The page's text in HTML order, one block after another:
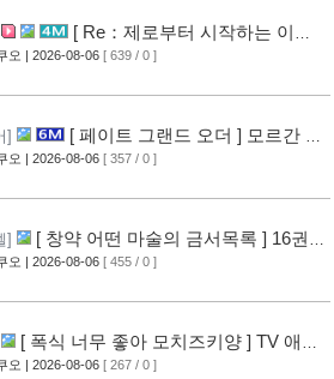
[ Re：제로부터 시작하는 이세
] 4기 탈환편 PV 영상 공개
오 | 2026-08-06 [ 639 / 0 ]
]
[ 페이트 그랜드 오더 ] 모르간 르
작 피규어 공개
[6]
오 | 2026-08-06 [ 357 / 0 ]
]
[ 창약 어떤 마술의 금서목록 ] 16권
개
[8]
오 | 2026-08-06 [ 455 / 0 ]
[ 폭식 너무 좋아 모치즈키양 ] TV 애니
화 결정 [9]
오 | 2026-08-06 [ 267 / 0 ]